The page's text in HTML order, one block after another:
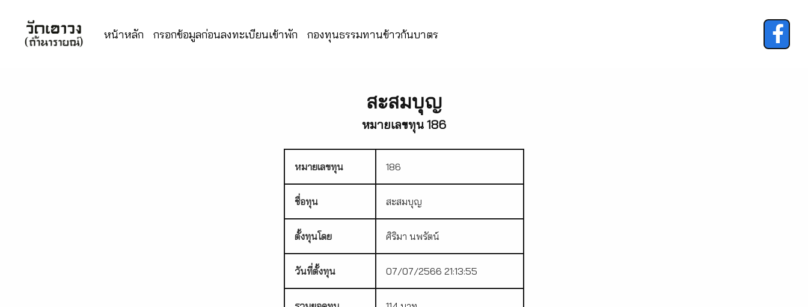
หน้าหลัก กรอกข้อมูลก่อนลงทะเบียนเข้าพัก กองทุนธรรมทานข้าวก้นบาตร
สะสมบุญ
หมายเลขทุน 186
หมายเลขทุน 186
ชื่อทุน สะสมบุญ
ตั้งทุนโดย ศิริมา นพรัตน์
วันที่ตั้งทุน 07/07/2566 21:13:55